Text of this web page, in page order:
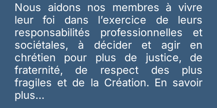
Nous aidons nos membres à vivre
leur foi dans l’exercice de leurs
responsabilités professionnelles et
sociétales, à décider et agir en
chrétien pour plus de justice, de
fraternité, de respect des plus
fragiles et de la Création. En savoir
plus…